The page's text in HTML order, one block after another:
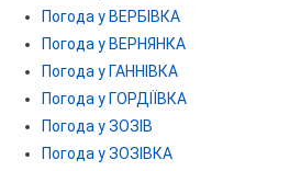
Погода у ВЕРБІВКА
Погода у ВЕРНЯНКА
Погода у ГАННІВКА
Погода у ГОРДІЇВКА
Погода у ЗОЗІВ
Погода у ЗОЗІВКА